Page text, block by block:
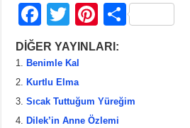
F
a
c
e
b
T
wi
tt
er
Pi
nt
st
S
DİĞER YAYINLARI:
Benimle Kal
Kurtlu Elma
Sıcak Tuttuğum Yüreğim
Dilek’in Anne Özlemi